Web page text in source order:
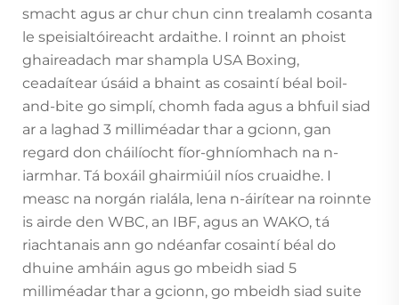
smacht agus ar chur chun cinn trealamh cosanta
le speisialtóireacht ardaithe. I roinnt an phoist
ghaireadach mar shampla USA Boxing,
ceadaítear úsáid a bhaint as cosaintí béal boil-
and-bite go simplí, chomh fada agus a bhfuil siad
ar a laghad 3 milliméadar thar a gcionn, gan
regard don cháilíocht fíor-ghníomhach na n-
iarmhar. Tá boxáil ghairmiúil níos cruaidhe. I
measc na norgán rialála, lena n-áirítear na roinnte
is airde den WBC, an IBF, agus an WAKO, tá
riachtanais ann go ndéanfar cosaintí béal do
dhuine amháin agus go mbeidh siad 5
milliméadar thar a gcionn, go mbeidh siad suite